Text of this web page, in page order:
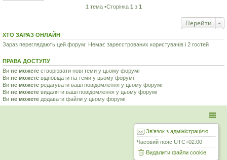
1 тема •Сторінка 1 з 1
Перейти
ХТО ЗАРАЗ ОНЛАЙН
Зараз переглядають цей форум: Немає зареєстрованих користувачів і 2 гостей
ПРАВА ДОСТУПУ
Ви не можете створювати нові теми у цьому форумі
Ви не можете відповідати на теми у цьому форумі
Ви не можете редагувати ваші повідомлення у цьому форумі
Ви не можете видаляти ваші повідомлення у цьому форумі
Ви не можете додавати файли у цьому форумі
Зв'язок з адміністрацією
Часовий пояс UTC+02:00
Видалити файли cookie